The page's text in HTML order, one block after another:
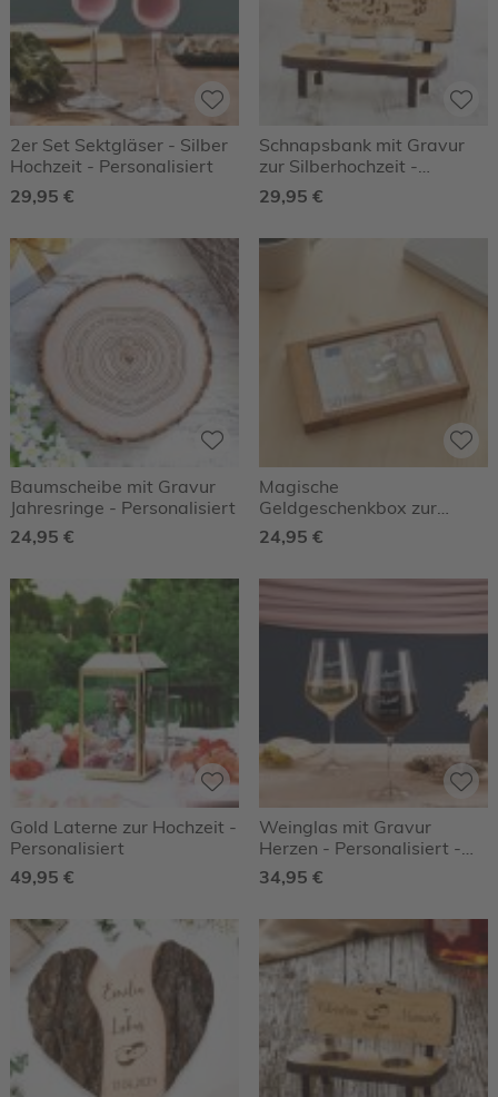
2er Set Sektgläser - Silber
Hochzeit - Personalisiert
29,95 €
Schnapsbank mit Gravur
zur Silberhochzeit -
Personalisiert
29,95 €
Baumscheibe mit Gravur
Jahresringe - Personalisiert
24,95 €
Magische
Geldgeschenkbox zur
Hochzeit
24,95 €
Gold Laterne zur Hochzeit -
Personalisiert
49,95 €
Weinglas mit Gravur
Herzen - Personalisiert -
2er Set Weißweinglas
34,95 €